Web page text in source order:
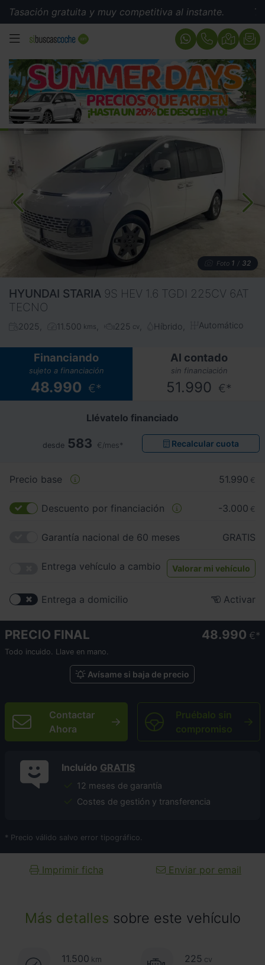
gratuita y muy competitiva al instante. Tasación
MENÚ
Foto 1 / 32
HYUNDAI STARIA 9S HEV 1.6 TGDI 225CV 6AT
TECNO
2025 11.500 kms 225 cv Híbrido Automático
Más detalles sobre este vehículo
11.500 km
225 cv
Financiando
sujeto a financiación
48.990 €*
Al contado
sin financiación
51.990 €*
Llévatelo financiado
desde 583 €/mes* Recalcular cuota
Precio base 51.990 €
Descuento por financiación -3.000 €
Garantía nacional de 60 meses GRATIS
Entrega vehículo a cambio Valorar mi vehículo
Entrega a domicilio Activar
PRECIO FINAL 48.990 €
Todo incuido. Llave en mano.
Avísame si baja de precio
Contactar
Ahora
Pruébalo sin
compromiso
Incluído GRATIS
12 meses de garantía
Costes de gestión y transferencia
* Precio válido salvo error tipográfico.
Imprimir ficha Enviar por email